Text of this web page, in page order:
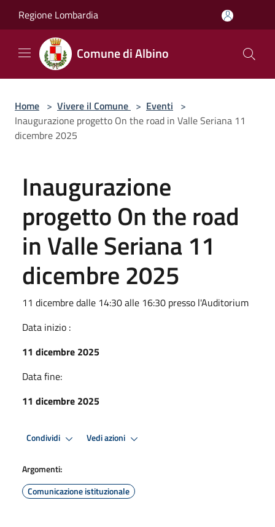
Regione Lombardia
Comune di Albino
Home > Vivere il Comune > Eventi >
Inaugurazione progetto On the road in Valle Seriana 11
dicembre 2025
Inaugurazione
progetto On the road
in Valle Seriana 11
dicembre 2025
11 dicembre dalle 14:30 alle 16:30 presso l'Auditorium
Data inizio :
11 dicembre 2025
Data fine:
11 dicembre 2025
Condividi Vedi azioni
Argomenti:
Comunicazione istituzionale